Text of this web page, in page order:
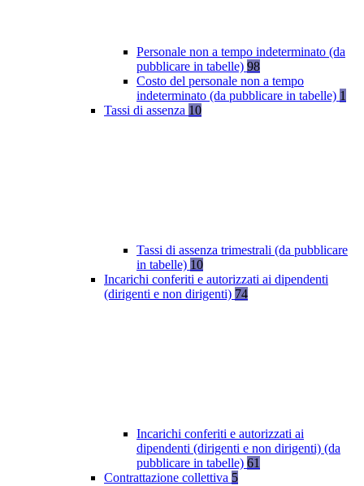
Personale non a tempo indeterminato (da
pubblicare in tabelle) 98
Costo del personale non a tempo
indeterminato (da pubblicare in tabelle) 1
Tassi di assenza 10
Tassi di assenza trimestrali (da pubblicare
in tabelle) 10
Incarichi conferiti e autorizzati ai dipendenti
(dirigenti e non dirigenti) 74
Incarichi conferiti e autorizzati ai
dipendenti (dirigenti e non dirigenti) (da
pubblicare in tabelle) 61
Contrattazione collettiva 5